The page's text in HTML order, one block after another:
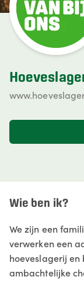
Wie ben ik?
We zijn een
verwerken een
hoeveslagerij
ambachtelijke